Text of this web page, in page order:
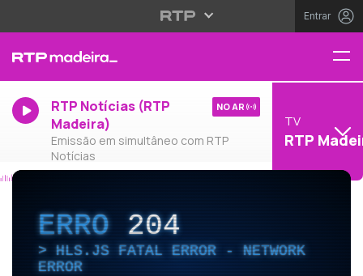
Entrar
RTP Notícias (RTP
Madeira)
Emissão em simultâneo com RTP
Notícias
NO AR
TV
RTP
ERRO204
HLS.JS FATAL ERROR - NETWORK
ERROR